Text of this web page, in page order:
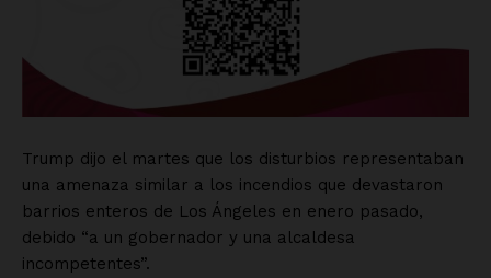
Trump dijo el martes que los disturbios representaban
una amenaza similar a los incendios que devastaron
barrios enteros de Los Ángeles en enero pasado,
debido “a un gobernador y una alcaldesa
incompetentes”.